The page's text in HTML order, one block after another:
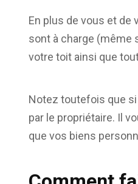
En plus de vous et de
sont à charge (même
votre toit ainsi que
Notez toutefois que si
par le propriétaire. Il
que vos biens